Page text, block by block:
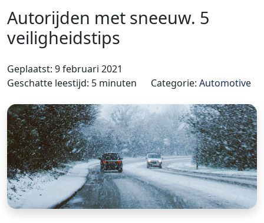
Autorijden met sneeuw. 5
veiligheidstips
Geplaatst: 9 februari 2021
Geschatte leestijd: 5 minuten
Categorie: Automotive